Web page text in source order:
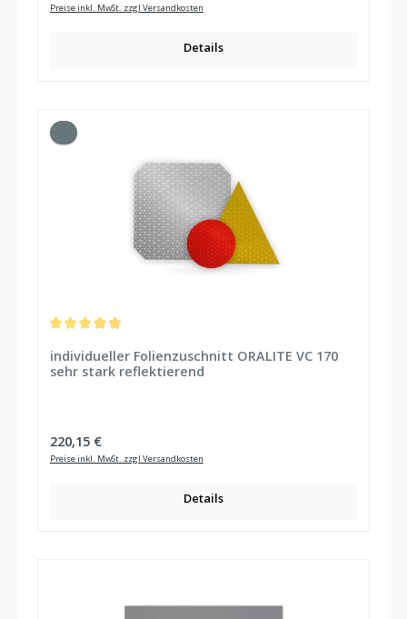
Preise inkl. MwSt. zzgl Versandkosten
Details
individueller Folienzuschnitt ORALITE VC 170
sehr stark reflektierend
Regulärer Preis:
220,15 €
Preise inkl. MwSt. zzgl Versandkosten
Details